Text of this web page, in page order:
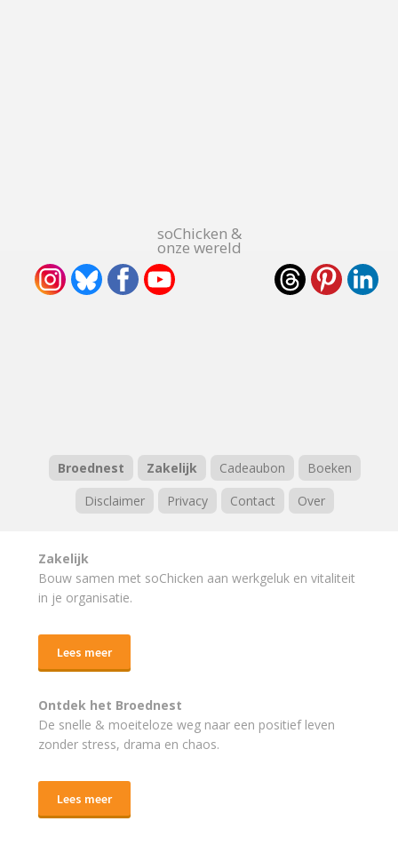
soChicken &
onze wereld
Broednest Zakelijk Cadeaubon
Boeken
Disclaimer
Privacy Contact Over
Zakelijk
Bouw samen met soChicken aan werkgeluk en vitaliteit
in je organisatie.
Lees meer
Ontdek het Broednest
De snelle & moeiteloze weg naar een positief leven
zonder stress, drama en chaos.
Lees meer